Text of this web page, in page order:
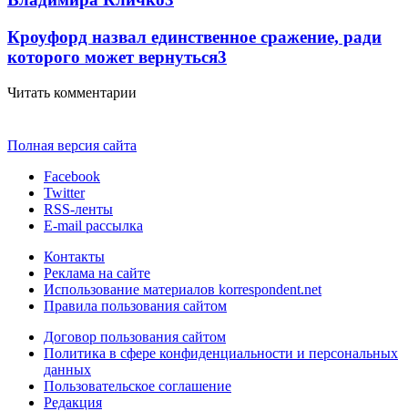
Кроуфорд назвал единственное сражение, ради
которого может вернуться3
Читать комментарии
Полная версия сайта
Facebook
Twitter
RSS-ленты
E-mail рассылка
Контакты
Реклама на сайте
Использование материалов korrespondent.net
Правила пользования сайтом
Договор пользования сайтом
Политика в сфере конфиденциальности и персональных
данных
Пользовательское соглашение
Редакция